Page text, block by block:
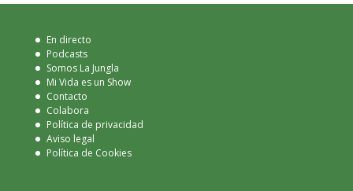
En directo
Podcasts
Somos La Jungla
Mi Vida es un Show
Contacto
Colabora
Política de privacidad
Aviso legal
Política de Cookies